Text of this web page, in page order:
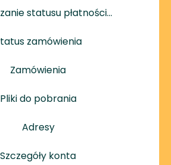
statusu płatności…
zamówienia
Zamówienia
Pliki do pobrania
Adresy
Szczegóły konta